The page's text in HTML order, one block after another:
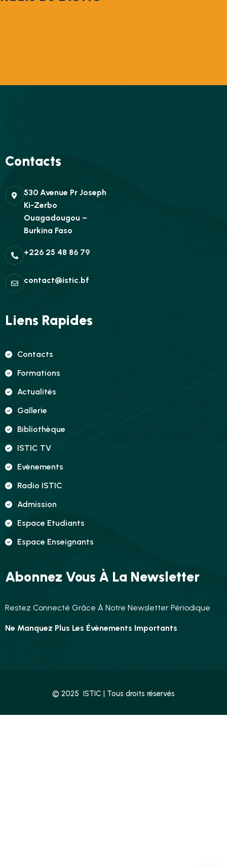
Contacts
530 Avenue Pr Joseph
Ki-Zerbo
Ouagadougou –
Burkina Faso
+226 25 48 86 79
contact@istic.bf
Liens Rapides
Contacts
Formations
Actualités
Gallerie
Bibliothèque
ISTIC TV
Evènements
Radio ISTIC
Admission
Espace Etudiants
Espace Enseignants
Abonnez Vous À La Newsletter
Restez Connecté Grâce À Notre Newsletter Périodique
Ne Manquez Plus Les Évènements Importants
© 2025 ISTIC | Tous droits réservés